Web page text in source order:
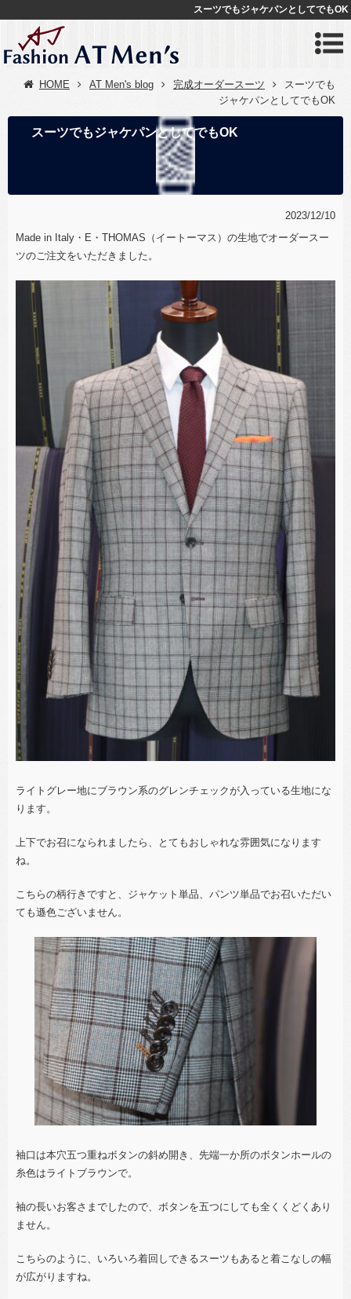
スーツでもジャケパンとしてでもOK
HOME AT Men's blog 完成オーダースーツ
スーツでも
ジャケパンとしてでもOK
スーツでもジャケパンとしてでもOK
2023/12/10
Made in Italy・E・THOMAS（イートーマス）の生地でオーダースー
ツのご注文をいただきました。
ライトグレー地にブラウン系のグレンチェックが入っている生地にな
ります。
上下でお召になられましたら、とてもおしゃれな雰囲気になります
ね。
こちらの柄行きですと、ジャケット単品、パンツ単品でお召いただい
ても遜色ございません。
袖口は本穴五つ重ねボタンの斜め開き、先端一か所のボタンホールの
糸色はライトブラウンで。
袖の長いお客さまでしたので、ボタンを五つにしても全くくどくあり
ません。
こちらのように、いろいろ着回しできるスーツもあると着こなしの幅
が広がりますね。